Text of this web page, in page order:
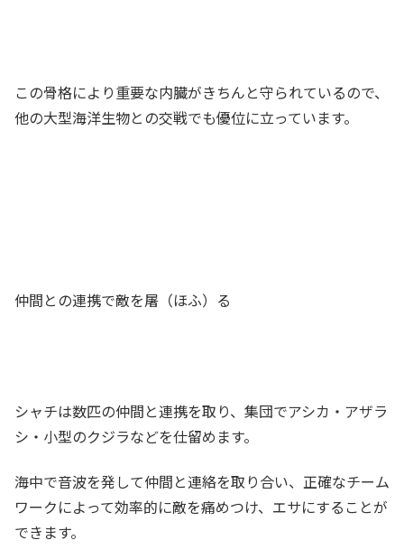
この骨格により重要な内臓がきちんと守られているので、
他の大型海洋生物との交戦でも優位に立っています。
仲間との連携で敵を屠（ほふ）る
シャチは数匹の仲間と連携を取り、集団でアシカ・アザラ
シ・小型のクジラなどを仕留めます。
海中で音波を発して仲間と連絡を取り合い、正確なチーム
ワークによって効率的に敵を痛めつけ、エサにすることが
できます。